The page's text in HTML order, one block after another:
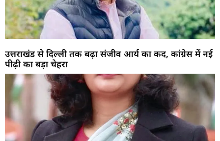
उत्तराखंड से दिल्ली तक बढ़ा संजीव आर्य का कद, कांग्रेस में नई
पीढ़ी का बड़ा चेहरा